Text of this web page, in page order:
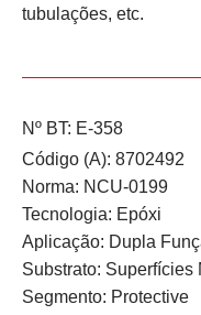
tubulações, etc.
Nº BT: E-358
Código (A): 8702492
Norma: NCU-0199
Tecnologia: Epóxi
Aplicação: Dupla
Substrato: Superfícies
Segmento: Protective